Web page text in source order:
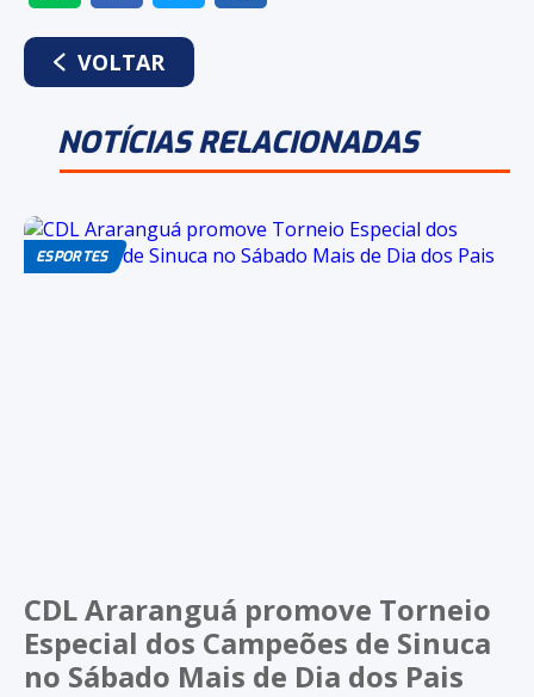
NO
WHATSAPP
NO
FACEBOOK
NO
VOLTAR
NOTÍCIAS RELACIONADAS
ESPORTES
CDL Araranguá promove Torneio
Especial dos Campeões de Sinuca
no Sábado Mais de Dia dos Pais